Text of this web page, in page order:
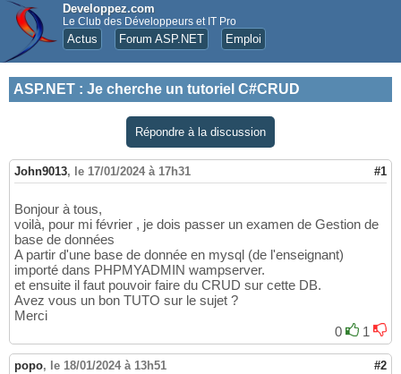
Developpez.com
Le Club des Développeurs et IT Pro
Actus Forum ASP.NET Emploi
ASP.NET : Je cherche un tutoriel C#CRUD
Répondre à la discussion
John9013, le 17/01/2024 à 17h31 #1
Bonjour à tous,
voilà, pour mi février , je dois passer un examen de Gestion de
base de données
A partir d'une base de donnée en mysql (de l'enseignant)
importé dans PHPMYADMIN wampserver.
et ensuite il faut pouvoir faire du CRUD sur cette DB.
Avez vous un bon TUTO sur le sujet ?
Merci
0
1
popo, le 18/01/2024 à 13h51 #2